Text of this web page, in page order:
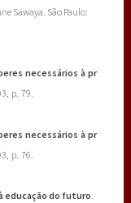
Sawaya. São Paulo:
necessários à pr
p. 79.
necessários à pr
p. 76.
educação do futuro.